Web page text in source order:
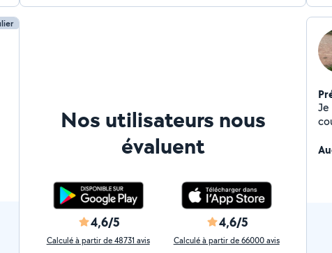
Nos utilisateurs nous
évaluent
4,6/5
Calculé à partir de 48731 avis
4,6/5
Calculé à partir de 66000 avis
Je